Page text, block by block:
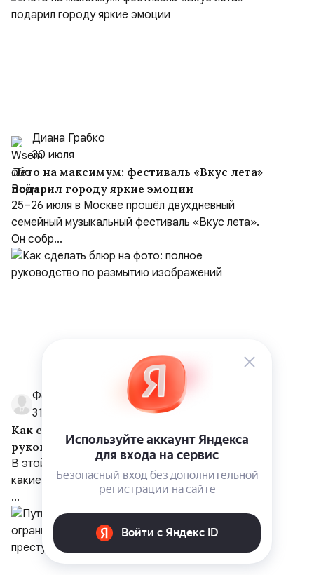
Диана Грабко
30 июля
Лето на максимум: фестиваль «Вкус лета»
подарил городу яркие эмоции
25–26 июля в Москве прошёл двухдневный
семейный музыкальный фестиваль «Вкус лета».
Он собр...
ФотоПочта
31 июля
Как сделать блюр на фото: полное
руководство по размытию изображений
В этой статье мы разберём, зачем нужен блюр,
какие существуют виды размытия и как сделать
...